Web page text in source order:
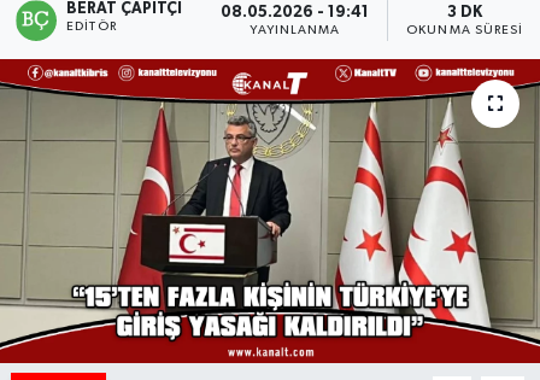
BERAT ÇAPITÇI
EDITÖR
08.05.2026 - 19:41
YAYINLANMA
3 DK
OKUNMA SÜRESI